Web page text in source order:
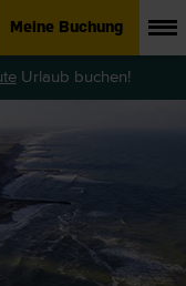
Meine Buchung
Urlaub buchen!